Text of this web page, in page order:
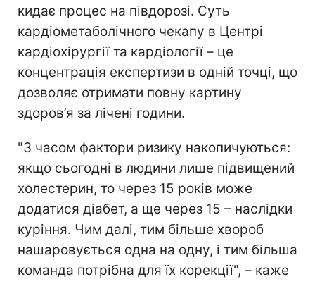
кидає процес на півдорозі. Суть
кардіометаболічного чекапу в Центрі
кардіохірургії та кардіології – це
концентрація експертизи в одній точці, що
дозволяє отримати повну картину
здоров’я за лічені години.
"З часом фактори ризику накопичуються:
якщо сьогодні в людини лише підвищений
холестерин, то через 15 років може
додатися діабет, а ще через 15 – наслідки
куріння. Чим далі, тим більше хвороб
нашаровується одна на одну, і тим більша
команда потрібна для їх корекції", – каже